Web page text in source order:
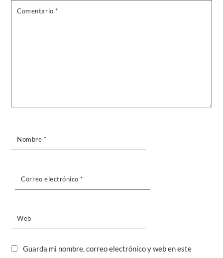
Comentario *
Nombre *
Correo electrónico *
Web
Guarda mi nombre, correo electrónico y web en este